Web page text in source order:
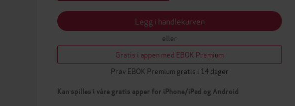
Legg i handlekurven
eller
Gratis i appen med EBOK Premium
Prøv EBOK Premium gratis i 14 dager
Kan spilles i våre gratis apper for iPhone/iPad og Android